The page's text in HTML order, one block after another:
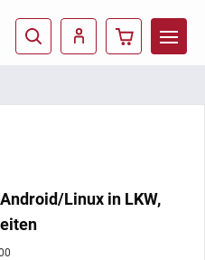
Linux in LKW,